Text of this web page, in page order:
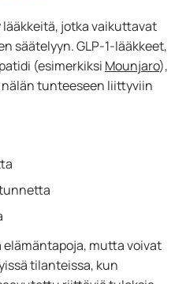
jotka vaikuttavat
säätelyyn. GLP-1-lääkkeet,
(esimerkiksi Mounjaro),
tunteeseen liittyviin
elämäntapoja, mutta voivat
tilanteissa, kun